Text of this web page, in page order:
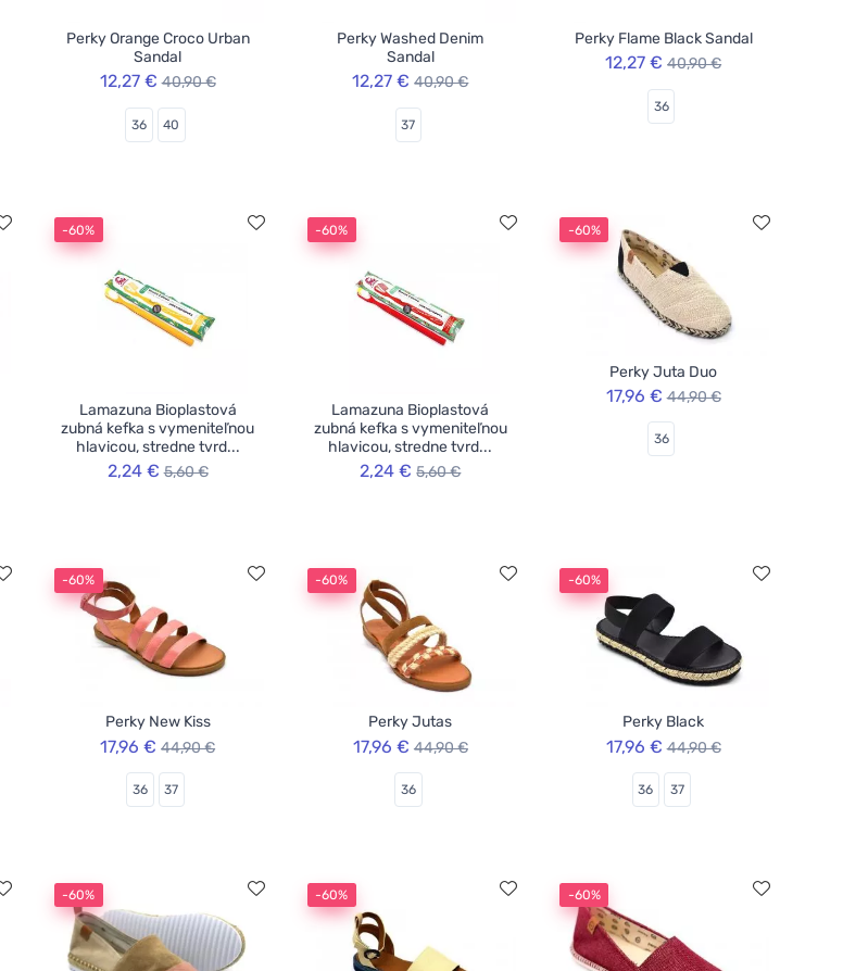
Perky Orange Croco Urban
Sandal
12,27 € 40,90 €
36 40
Perky Washed Denim
Sandal
12,27 € 40,90 €
37
Perky Flame Black Sandal
12,27 € 40,90 €
36
-60%
Lamazuna Bioplastová
zubná kefka s vymeniteľnou
hlavicou, stredne tvrd...
2,24 € 5,60 €
-60%
Lamazuna Bioplastová
zubná kefka s vymeniteľnou
hlavicou, stredne tvrd...
2,24 € 5,60 €
-60%
Perky Juta Duo
17,96 € 44,90 €
36
-60%
Perky New Kiss
17,96 € 44,90 €
36 37
-60%
Perky Jutas
17,96 € 44,90 €
36
-60%
Perky Black
17,96 € 44,90 €
36 37
-60% -60% -60%